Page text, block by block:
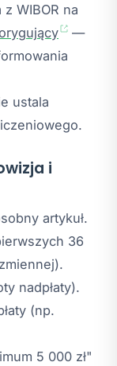
WIBOR na
—
ustala
i
artykuł.
36
nadpłaty).
(np.
5 000 zł"